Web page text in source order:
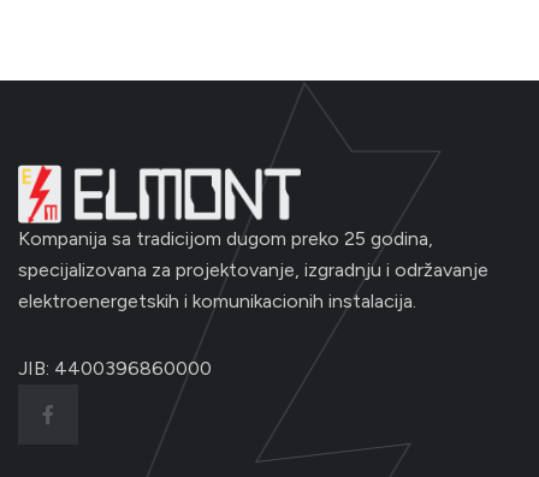
Kompanija sa tradicijom dugom preko 25 godina,
specijalizovana za projektovanje, izgradnju i održavanje
elektroenergetskih i komunikacionih instalacija.
JIB: 4400396860000